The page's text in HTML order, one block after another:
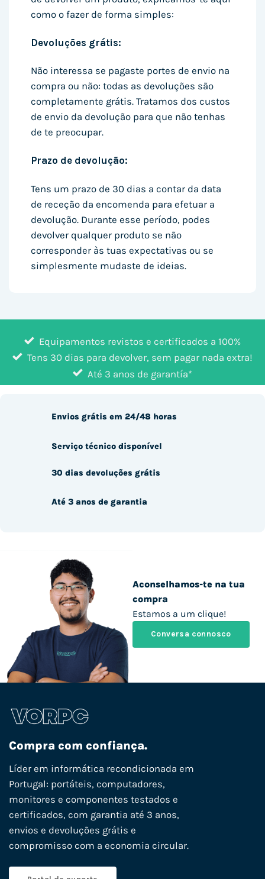
como o fazer de forma simples:
Devoluções grátis:
Não interessa se pagaste portes de envio na
compra ou não: todas as devoluções são
completamente grátis. Tratamos dos custos
de envio da devolução para que não tenhas
de te preocupar.
Prazo de devolução:
Tens um prazo de 30 dias a contar da data
de receção da encomenda para efetuar a
devolução. Durante esse período, podes
devolver qualquer produto se não
corresponder às tuas expectativas ou se
simplesmente mudaste de ideias.
Equipamentos revistos e certificados a 100%
Tens 30 dias para devolver, sem pagar nada extra!
Até 3 anos de garantía*
Aconselhamos-te na tua
compra
Estamos a um clique!
Conversa connosco
Envios grátis em 24/48 horas
Serviço técnico disponível
30 dias devoluções grátis
Até 3 anos de garantia
Compra com confiança.
Líder em informática recondicionada em
Portugal: portáteis, computadores,
monitores e componentes testados e
certificados, com garantia até 3 anos,
envios e devoluções grátis e
compromisso com a economia circular.